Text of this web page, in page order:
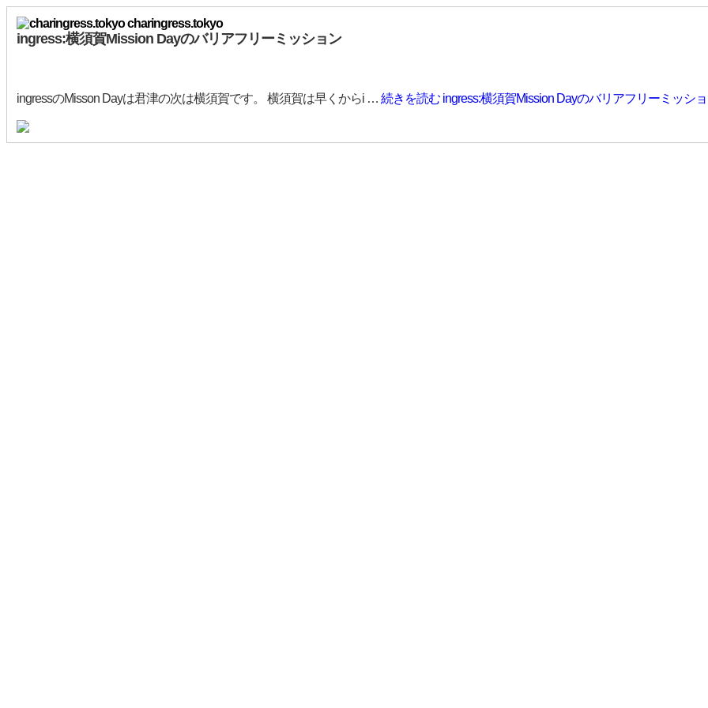
charingress.tokyo
ingress:横須賀Mission Dayのバリアフリーミッション
ingressのMisson Dayは君津の次は横須賀です。 横須賀は早くからi … 続きを読む ingress:横須賀Mission Dayのバリアフリーミッシ